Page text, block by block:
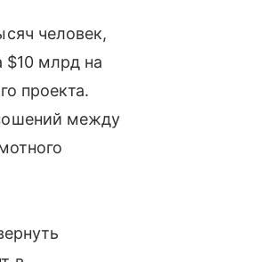
человек,
$10 млрд на
проекта.
между